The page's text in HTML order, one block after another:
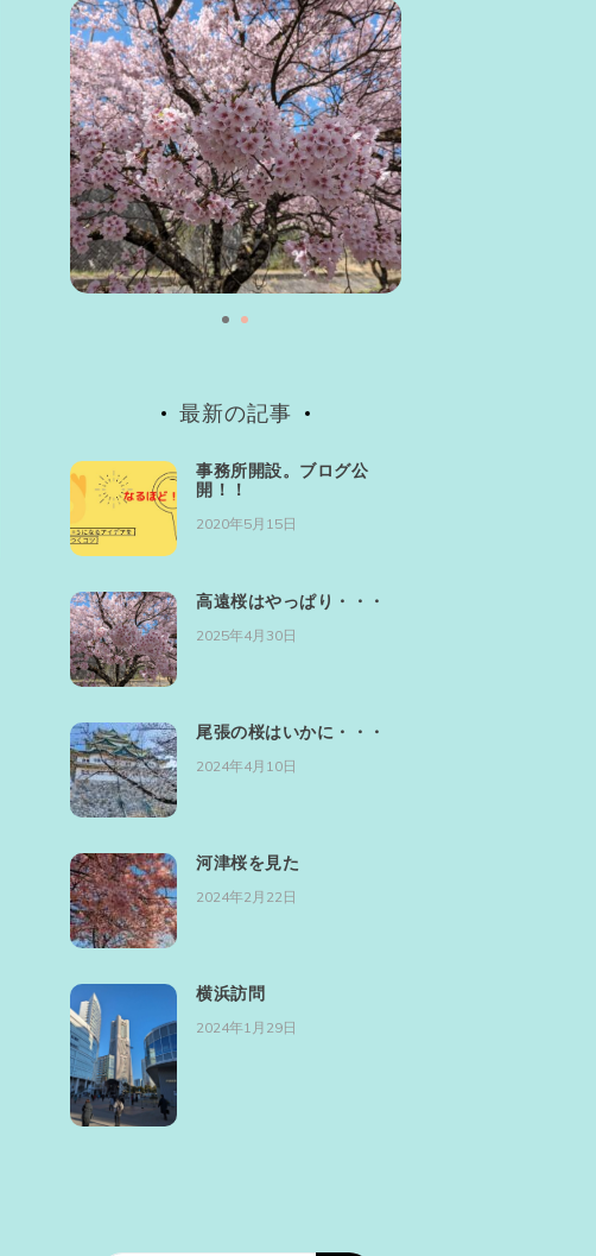
最新の記事
事務所開設。ブログ公
開！！
2020年5月15日
高遠桜はやっぱり・・・
2025年4月30日
尾張の桜はいかに・・・
2024年4月10日
河津桜を見た
2024年2月22日
横浜訪問
2024年1月29日